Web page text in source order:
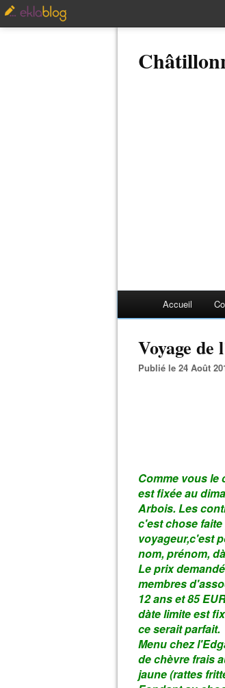
Accueil
Voyage de
Publié le 24 Août
Comme vous le
est fixée au
Arbois. Les
c'est chose
voyageur,c'est
nom, prénom,
Le prix
membres
12 ans et 85
dàte limite est
ce serait parfait.
Menu chez
de chèvre frais
jaune (rattes